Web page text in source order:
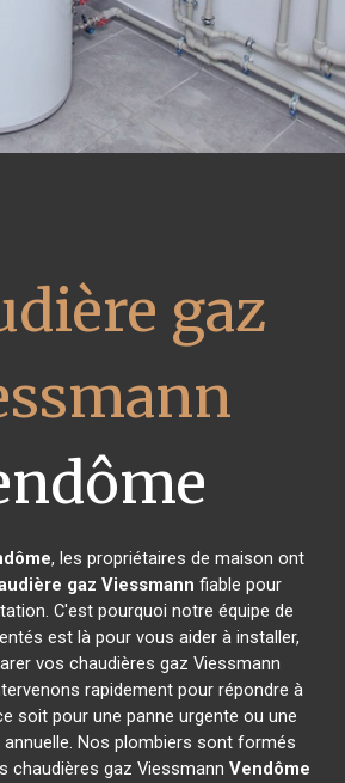
gaz
, les propriétaires de maison ont
gaz Viessmann fiable pour
C'est pourquoi notre équipe de
est là pour vous aider à installer,
vos chaudières gaz Viessmann
rapidement pour répondre à
soit pour une panne urgente ou une
Nos plombiers sont formés
chaudières gaz Viessmann Vendôme